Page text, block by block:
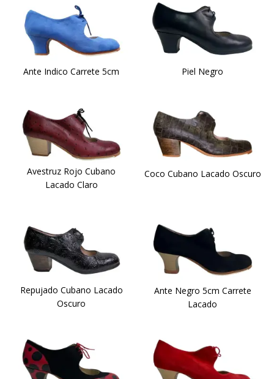
Ante Indico Carrete 5cm Piel Negro
Avestruz Rojo Cubano
Lacado Claro
Coco Cubano Lacado Oscuro
Repujado Cubano Lacado
Oscuro
Ante Negro 5cm Carrete
Lacado